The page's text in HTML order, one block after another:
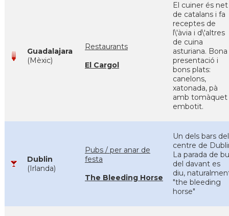
Guadalajara
(Mèxic)
Restaurants
El Cargol
El cuiner és net
de catalans i fa
receptes de
l\'àvia i d\'altres
de cuina
asturiana. Bona
presentació i
bons plats:
canelons,
xatonada, pà
amb tomàquet
embotit.
Dublin
(Irlanda)
Pubs / per anar de
festa
The Bleeding Horse
Un dels bars del
centre de
La parada de
del davant es
diu,
"the bleeding
horse"